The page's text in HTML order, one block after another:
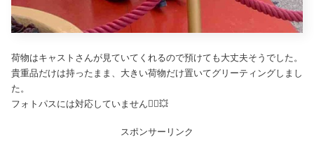
荷物はキャストさんが見ていてくれるので預けても大丈夫そうでした。
貴重品だけは持ったまま、大きい荷物だけ置いてグリーティングしまし
た。
フォトパスには対応していません🙅‍♀️💥
スポンサーリンク